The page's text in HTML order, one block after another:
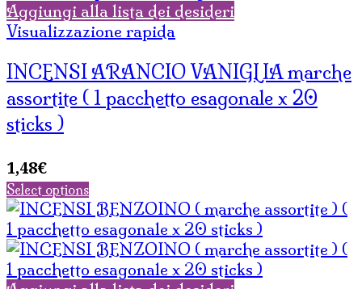
Aggiungi alla lista dei desideri
Visualizzazione rapida
INCENSI ARANCIO VANIGLIA marche
assortite ( 1 pacchetto esagonale x 20
sticks )
1,48€
Select options